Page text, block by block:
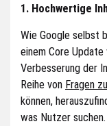
1. Hochwertige
Wie Google selbst
einem Core
Verbesserung der
Reihe von Fragen
können,
was Nutzer